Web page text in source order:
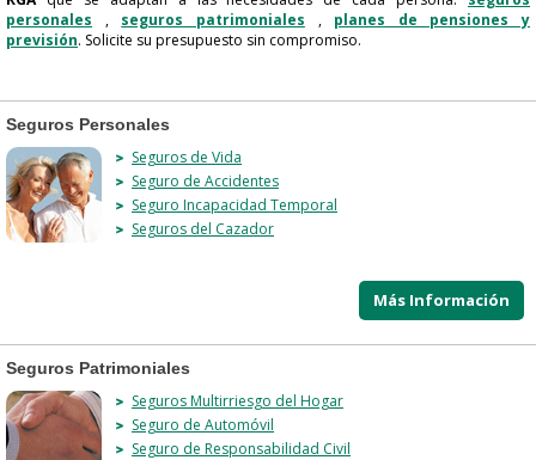
personales , seguros patrimoniales , planes de pensiones y
previsión. Solicite su presupuesto sin compromiso.
Seguros Personales
Seguros de Vida
Seguro de Accidentes
Seguro Incapacidad Temporal
Seguros del Cazador
Más Información
Seguros Patrimoniales
Seguros Multirriesgo del Hogar
Seguro de Automóvil
Seguro de Responsabilidad Civil